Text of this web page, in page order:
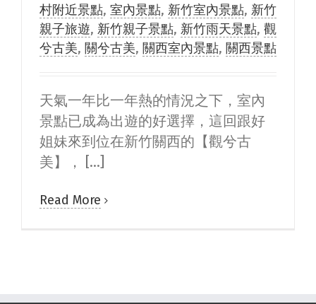
村附近景點, 室內景點, 新竹室內景點, 新竹
親子旅遊, 新竹親子景點, 新竹雨天景點, 觀
兮古美, 關兮古美, 關西室內景點, 關西景點
天氣一年比一年熱的情況之下，室內
景點已成為出遊的好選擇，這回跟好
姐妹來到位在新竹關西的【觀兮古
美】， [...]
Read More